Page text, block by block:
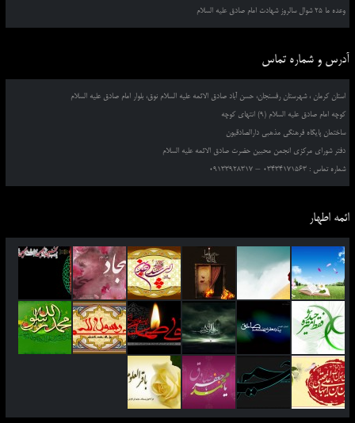
وعده ما 25 شوال سالروز شهادت امام صادق علیه السلام
آدرس و شماره تماس
استان کرمان ، شهرستان رفسنجان، حسن آباد صادق الائمه علیه السلام نوق، بلوار امام صادق علیه السلام
کوچه امام صادق علیه السلام (9) انتهای کوچه
ساختمان پایگاه فرهنگی مذهبی دارالصادقیون
دفتر شورای مرکزی انجمن محبین حضرت صادق الائمه علیه السلام
شماره تماس : 03434171563 – 09133928317
ائمه اطهار